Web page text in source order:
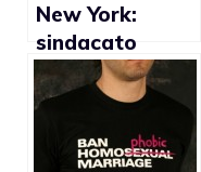
New York:
sindacato
professori a
favore dei
matrimoni gay